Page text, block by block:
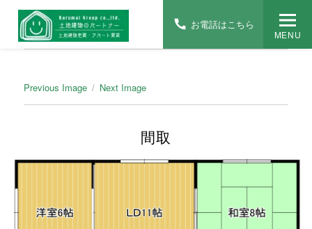
MENU
Previous Image Next Image
間取
お電話はこちら